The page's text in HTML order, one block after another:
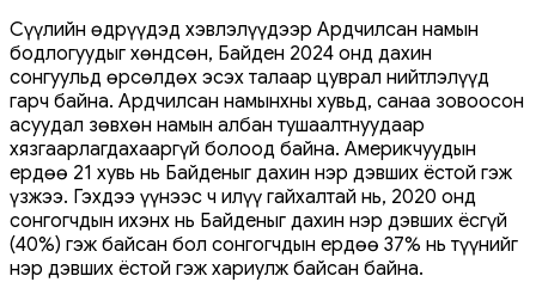
Сүүлийн өдрүүдэд хэвлэлүүдээр Ардчилсан намын
бодлогуудыг хөндсөн, Байден 2024 онд дахин
сонгуульд өрсөлдөх эсэх талаар цуврал нийтлэлүүд
гарч байна. Ардчилсан намынхны хувьд, санаа зовоосон
асуудал зөвхөн намын албан тушаалтнуудаар
хязгаарлагдахааргүй болоод байна. Америкчуудын
ердөө 21 хувь нь Байденыг дахин нэр дэвших ёстой гэж
үзжээ. Гэхдээ үүнээс ч илүү гайхалтай нь, 2020 онд
сонгогчдын ихэнх нь Байденыг дахин нэр дэвших ёсгүй
(40%) гэж байсан бол сонгогчдын ердөө 37% нь түүнийг
нэр дэвших ёстой гэж хариулж байсан байна.